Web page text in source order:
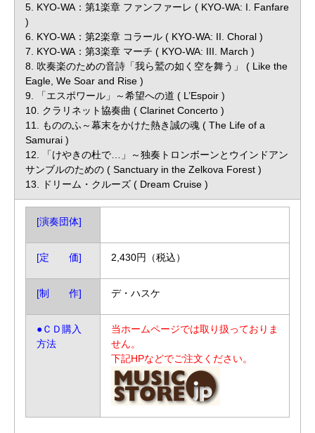
5. KYO-WA：第1楽章 ファンファーレ ( KYO-WA: I. Fanfare
)
6. KYO-WA：第2楽章 コラール ( KYO-WA: II. Choral )
7. KYO-WA：第3楽章 マーチ ( KYO-WA: III. March )
8. 吹奏楽のための音詩「我ら鷲の如く空を舞う」 ( Like the
Eagle, We Soar and Rise )
9. 「エスポワール」～希望への道 ( L’Espoir )
10. クラリネット協奏曲 ( Clarinet Concerto )
11. もののふ～幕末をかけた熱き誠の魂 ( The Life of a
Samurai )
12. 「けやきの杜で…」～独奏トロンボーンとウインドアン
サンブルのための ( Sanctuary in the Zelkova Forest )
13. ドリーム・クルーズ ( Dream Cruise )
[演奏団体]
[定 価] 2,430円（税込）
[制 作] デ・ハスケ
●ＣＤ購入
方法
当ホームページでは取り扱っておりま
せん。
下記HPなどでご注文ください。